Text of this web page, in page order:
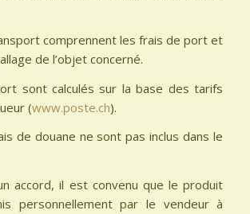
comprennent les frais de port et
de l’objet concerné.
sont calculés sur la base des tarifs
(www.poste.ch).
de douane ne sont pas inclus dans le
accord, il est convenu que le produit
personnellement par le vendeur à